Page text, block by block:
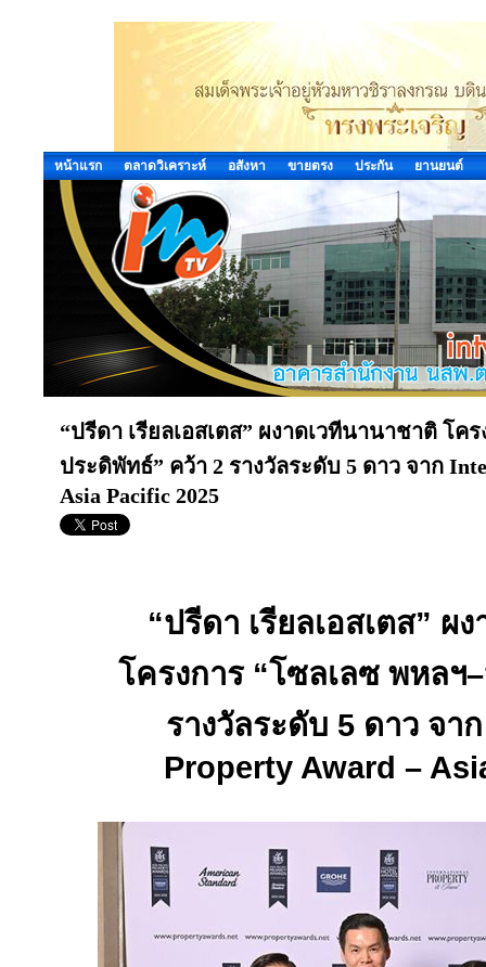
หน้าแรก ตลาดวิเคราะห์ อสังหา ขายตรง ประกัน ยานยนต์
“ปรีดา เรียลเอสเตส” ผงาดเวทีนานาชาติ โค
ประดิพัทธ์” คว้า 2 รางวัลระดับ 5 ดาว จาก
Asia Pacific 2025
“ปรีดา เรียลเอสเตส” ผ
โครงการ “โซลเลซ พหล
รางวัลระดับ 5 ดาว จา
Property Award –